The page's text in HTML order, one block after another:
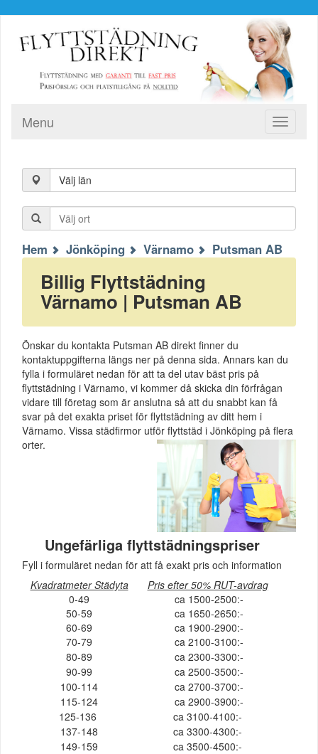
Toggle
Menu
Välj län
Hem Jönköping Värnamo Putsman AB
Billig Flyttstädning
Värnamo | Putsman AB
Önskar du kontakta Putsman AB direkt finner du
kontaktuppgifterna längs ner på denna sida. Annars kan du
fylla i formuläret nedan för att ta del utav bäst pris på
flyttstädning i Värnamo, vi kommer då skicka din förfrågan
vidare till företag som är anslutna så att du snabbt kan få
svar på det exakta priset för flyttstädning av ditt hem i
Värnamo. Vissa städfirmor utför flyttstäd i Jönköping på flera
orter.
Ungefärliga flyttstädningspriser
Fyll i formuläret nedan för att få exakt pris och information
Kvadratmeter Städyta
Pris efter 50% RUT-avdrag
0-49
ca 1500-2500:-
50-59
ca 1650-2650:-
60-69
ca 1900-2900:-
70-79
ca 2100-3100:-
80-89
ca 2300-3300:-
90-99
ca 2500-3500:-
100-114
ca 2700-3700:-
115-124
ca 2900-3900:-
125-136
ca 3100-4100:-
137-148
ca 3300-4300:-
149-159
ca 3500-4500:-